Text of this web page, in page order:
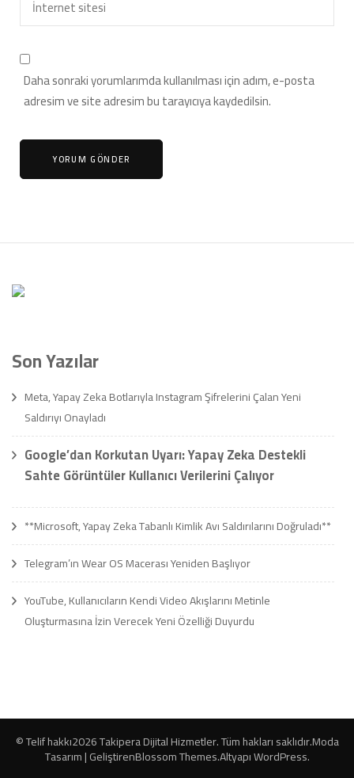
Daha sonraki yorumlarımda kullanılması için adım, e-posta
adresim ve site adresim bu tarayıcıya kaydedilsin.
Son Yazılar
Meta, Yapay Zeka Botlarıyla Instagram Şifrelerini Çalan Yeni
Saldırıyı Onayladı
Google’dan Korkutan Uyarı: Yapay Zeka Destekli
Sahte Görüntüler Kullanıcı Verilerini Çalıyor
**Microsoft, Yapay Zeka Tabanlı Kimlik Avı Saldırılarını Doğruladı**
Telegram’ın Wear OS Macerası Yeniden Başlıyor
YouTube, Kullanıcıların Kendi Video Akışlarını Metinle
Oluşturmasına İzin Verecek Yeni Özelliği Duyurdu
© Telif hakkı2026Takipera Dijital Hizmetler. Tüm hakları saklıdır.Moda
Tasarım | GeliştirenBlossom Themes.AltyapıWordPress.